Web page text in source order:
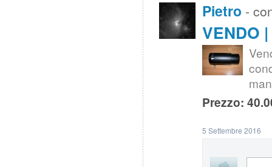
Pietro -
VENDO
Prezzo:
5 Settembre 2016